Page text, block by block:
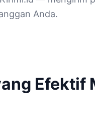
Anda.
Efektif